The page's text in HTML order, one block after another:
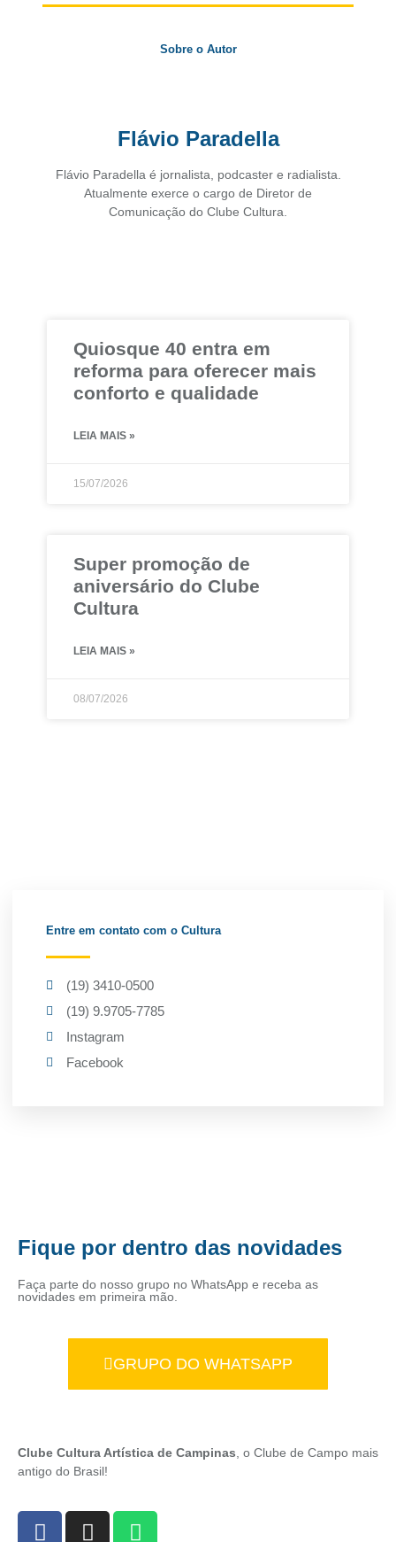
Sobre o Autor
Flávio Paradella
Flávio Paradella é jornalista, podcaster e radialista.
Atualmente exerce o cargo de Diretor de
Comunicação do Clube Cultura.
Quiosque 40 entra em
reforma para oferecer mais
conforto e qualidade
LEIA MAIS »
15/07/2026
Super promoção de
aniversário do Clube
Cultura
LEIA MAIS »
08/07/2026
Entre em contato com o Cultura
(19) 3410-0500
(19) 9.9705-7785
Instagram
Facebook
Fique por dentro das novidades
Faça parte do nosso grupo no WhatsApp e receba as
novidades em primeira mão.
GRUPO DO WHATSAPP
Clube Cultura Artística de Campinas , o Clube de Campo mais
antigo do Brasil!